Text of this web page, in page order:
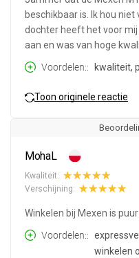
beschikbaar is. Ik hou
dochter heeft het voor mij
aan en was van hoge
Voordelen:
kwaliteit,
Toon originele reactie
MohaL
Kwaliteit:
Verschijning:
Winkelen bij Mexen is
Voordelen:
winkelen